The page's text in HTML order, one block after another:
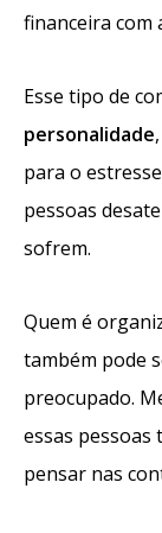
financeira com
Esse tipo de
personalidade
para o
pessoas
sofrem.
Quem é
também pode
preocupado.
essas
pensar nas